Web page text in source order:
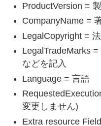
ProductVersion =
CompanyName =
LegalCopyright =
LegalTradeMarks
などを記入
Language = 言語
変更しません)
Extra resource